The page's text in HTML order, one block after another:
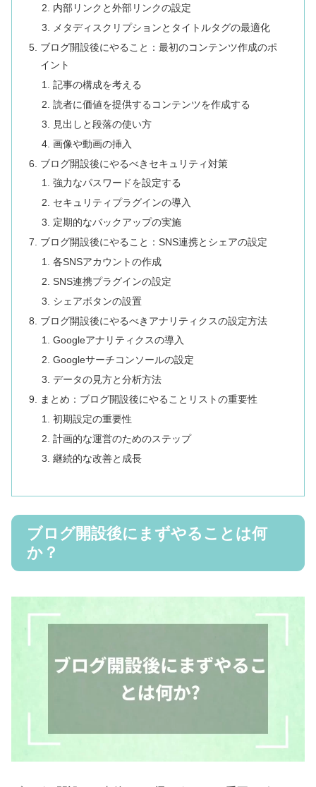
内部リンクと外部リンクの設定
メタディスクリプションとタイトルタグの最適化
ブログ開設後にやること：最初のコンテンツ作成のポ
イント
記事の構成を考える
読者に価値を提供するコンテンツを作成する
見出しと段落の使い方
画像や動画の挿入
ブログ開設後にやるべきセキュリティ対策
強力なパスワードを設定する
セキュリティプラグインの導入
定期的なバックアップの実施
ブログ開設後にやること：SNS連携とシェアの設定
各SNSアカウントの作成
SNS連携プラグインの設定
シェアボタンの設置
ブログ開設後にやるべきアナリティクスの設定方法
Googleアナリティクスの導入
Googleサーチコンソールの設定
データの見方と分析方法
まとめ：ブログ開設後にやることリストの重要性
初期設定の重要性
計画的な運営のためのステップ
継続的な改善と成長
ブログ開設後にまずやることは何
か？